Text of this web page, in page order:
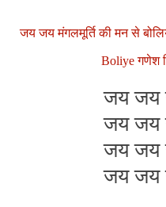
जय जय मंगलमूर्ति की मन से
Boliye गणेश
जय जय
जय जय
जय जय
जय जय